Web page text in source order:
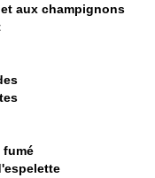
aux champignons
fumé